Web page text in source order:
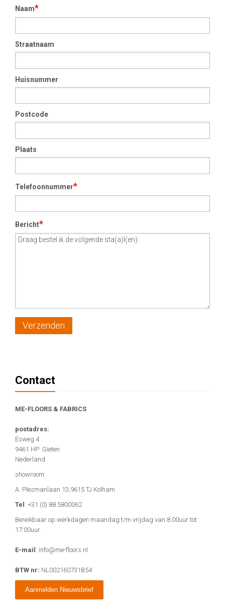
Naam*
Straatnaam
Huisnummer
Postcode
Plaats
Telefoonnummer*
Bericht*
Verzenden
Contact
ME-FLOORS & FABRICS
postadres:
Esweg 4
9461 HP Gieten
Nederland
showroom:
A. Plesmanlaan 13,9615 TJ Kolham
Tel : +31 (0) 88 5800062
Bereikbaar op werkdagen maandag t/m vrijdag van 8:00uur tot
17:00uur
E-mail : info@me-floors.nl
BTW nr: NL002160731B54
Aanmelden Nieuwsbrief